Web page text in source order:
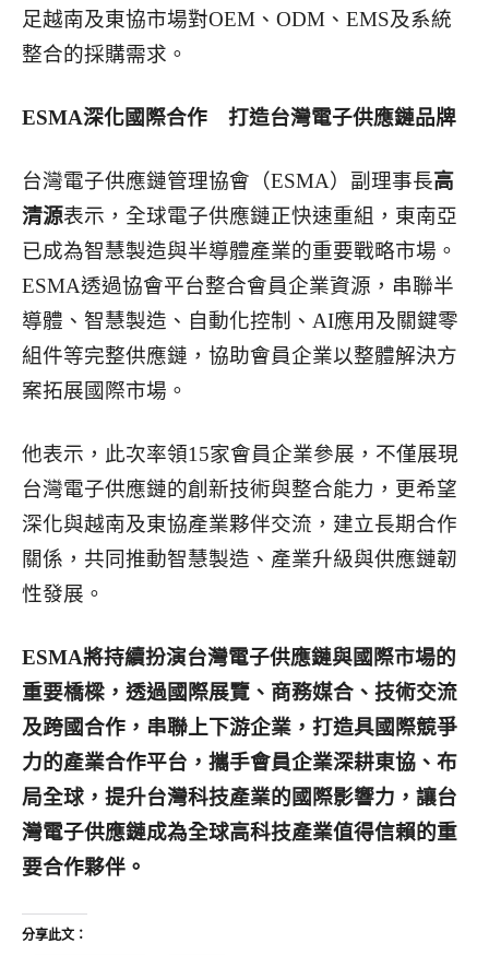
足越南及東協市場對OEM、ODM、EMS及系統
整合的採購需求。
ESMA深化國際合作 打造台灣電子供應鏈品牌
台灣電子供應鏈管理協會（ESMA）副理事長高
清源表示，全球電子供應鏈正快速重組，東南亞
已成為智慧製造與半導體產業的重要戰略市場。
ESMA透過協會平台整合會員企業資源，串聯半
導體、智慧製造、自動化控制、AI應用及關鍵零
組件等完整供應鏈，協助會員企業以整體解決方
案拓展國際市場。
他表示，此次率領15家會員企業參展，不僅展現
台灣電子供應鏈的創新技術與整合能力，更希望
深化與越南及東協產業夥伴交流，建立長期合作
關係，共同推動智慧製造、產業升級與供應鏈韌
性發展。
ESMA將持續扮演台灣電子供應鏈與國際市場的
重要橋樑，透過國際展覽、商務媒合、技術交流
及跨國合作，串聯上下游企業，打造具國際競爭
力的產業合作平台，攜手會員企業深耕東協、布
局全球，提升台灣科技產業的國際影響力，讓台
灣電子供應鏈成為全球高科技產業值得信賴的重
要合作夥伴。
分享此文：